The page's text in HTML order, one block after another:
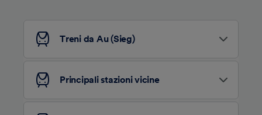
Treni da Au (Sieg)
Principali stazioni vicine
accedervi. Pubblicità e contenuti
dei contenuti e degli annunci, ricerche sul
pubblico, sviluppo di servizi.
Elenco dei partner (fornitori)